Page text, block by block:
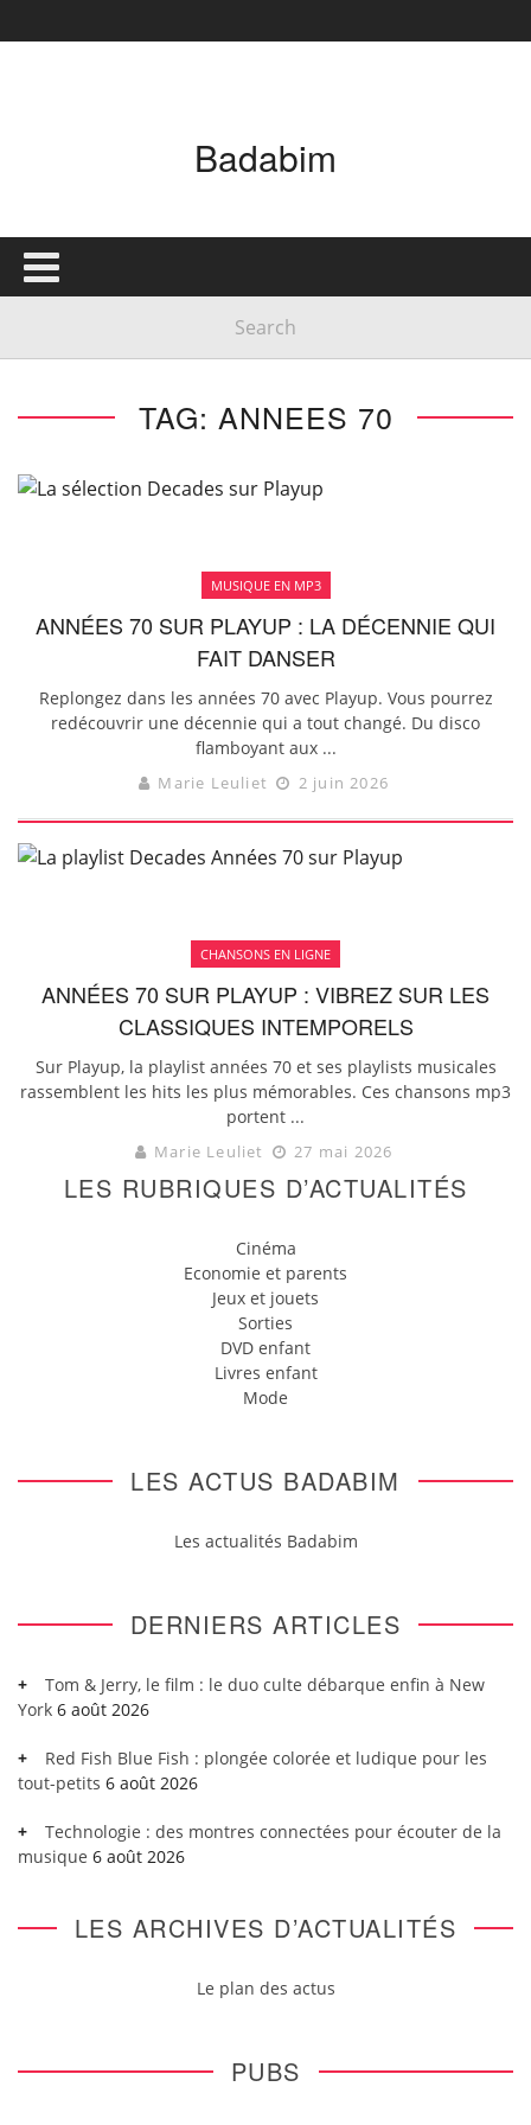
Badabim
TAG: ANNEES 70
MUSIQUE EN MP3
ANNÉES 70 SUR PLAYUP : LA DÉCENNIE QUI
FAIT DANSER
Replongez dans les années 70 avec Playup. Vous pourrez
redécouvrir une décennie qui a tout changé. Du disco
flamboyant aux ...
Marie Leuliet 2 juin 2026
CHANSONS EN LIGNE
ANNÉES 70 SUR PLAYUP : VIBREZ SUR LES
CLASSIQUES INTEMPORELS
Sur Playup, la playlist années 70 et ses playlists musicales
rassemblent les hits les plus mémorables. Ces chansons mp3
portent ...
Marie Leuliet 27 mai 2026
LES RUBRIQUES D’ACTUALITÉS
Cinéma
Economie et parents
Jeux et jouets
Sorties
DVD enfant
Livres enfant
Mode
LES ACTUS BADABIM
Les actualités Badabim
DERNIERS ARTICLES
Tom & Jerry, le film : le duo culte débarque enfin à New
York 6 août 2026
Red Fish Blue Fish : plongée colorée et ludique pour les
tout-petits 6 août 2026
Technologie : des montres connectées pour écouter de la
musique 6 août 2026
LES ARCHIVES D’ACTUALITÉS
Le plan des actus
PUBS